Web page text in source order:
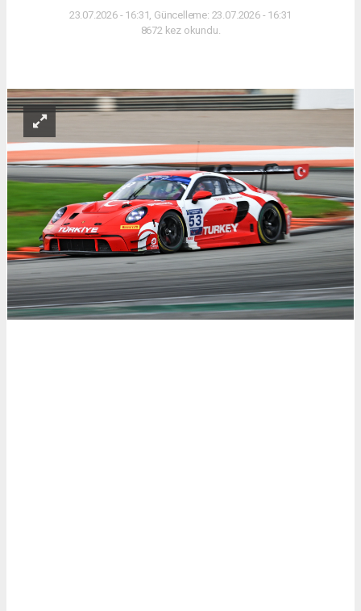
23.07.2026 - 16:31, Güncelleme: 23.07.2026 - 16:31
8672 kez okundu.